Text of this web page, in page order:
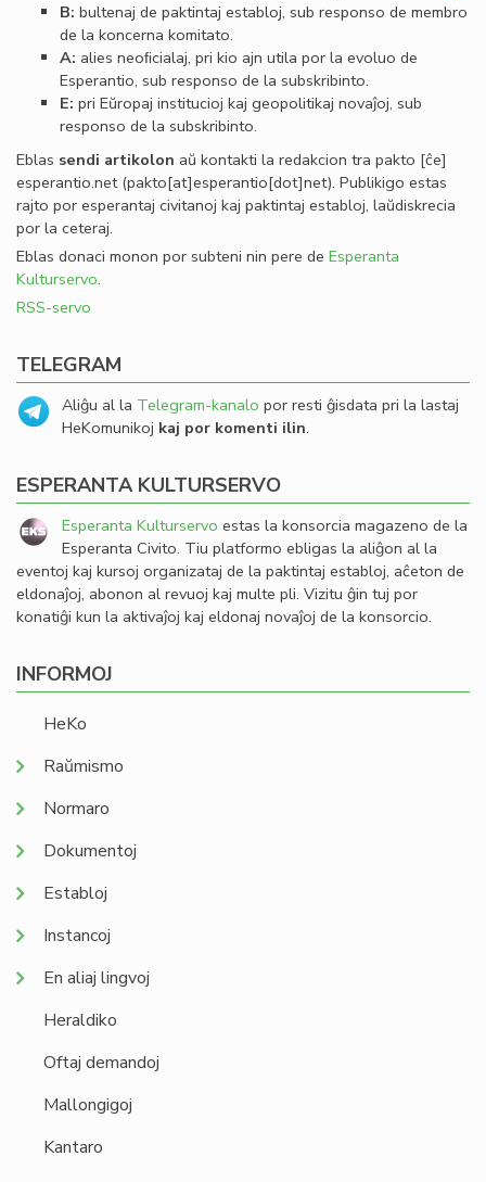
B: bultenaj de paktintaj establoj, sub responso de membro
de la koncerna komitato.
A: alies neoﬁcialaj, pri kio ajn utila por la evoluo de
Esperantio, sub responso de la subskribinto.
E: pri Eŭropaj institucioj kaj geopolitikaj novaĵoj, sub
responso de la subskribinto.
Eblas sendi artikolon aŭ kontakti la redakcion tra pakto [ĉe]
esperantio.net(pakto[at]esperantio[dot]net). Publikigo estas
rajto por esperantaj civitanoj kaj paktintaj establoj, laŭdiskrecia
por la ceteraj.
Eblas donaci monon por subteni nin pere de Esperanta
Kulturservo.
RSS-servo
TELEGRAM
Aliĝu al la Telegram-kanalo por resti ĝisdata pri la lastaj
HeKomunikoj kaj por komenti ilin.
ESPERANTA KULTURSERVO
Esperanta Kulturservo estas la konsorcia magazeno de la
Esperanta Civito. Tiu platformo ebligas la aliĝon al la
eventoj kaj kursoj organizataj de la paktintaj establoj, aĉeton de
eldonaĵoj, abonon al revuoj kaj multe pli. Vizitu ĝin tuj por
konatiĝi kun la aktivaĵoj kaj eldonaj novaĵoj de la konsorcio.
INFORMOJ
HeKo
Raŭmismo
Normaro
Dokumentoj
Establoj
Instancoj
En aliaj lingvoj
Heraldiko
Oftaj demandoj
Mallongigoj
Kantaro